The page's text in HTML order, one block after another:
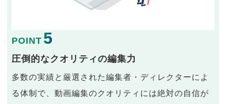
POINT 5
圧倒的なクオリティの編集力
多数の実績と厳選された編集者・ディレクターによ
る体制で、動画編集のクオリティには絶対の自信が